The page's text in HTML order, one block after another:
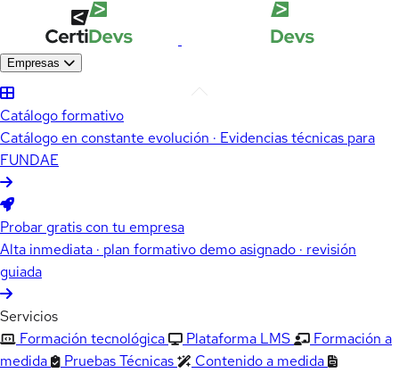
Empresas
Catálogo formativo
Catálogo en constante evolución · Evidencias técnicas para
FUNDAE
Probar gratis con tu empresa
Alta inmediata · plan formativo demo asignado · revisión
guiada
Servicios
Formación tecnológica
Plataforma LMS
Formación a
medida
Pruebas Técnicas
Contenido a medida